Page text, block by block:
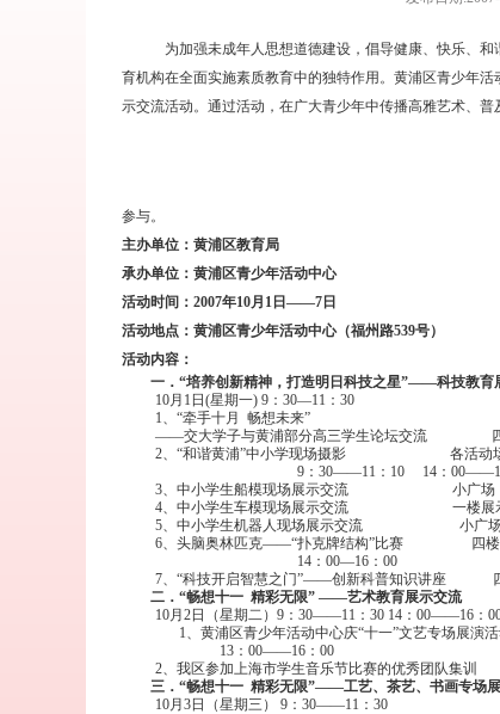
为加强未成年人思想道德建设，倡导健康、快乐、
育机构在全面实施素质教育中的独特作用。黄浦区青少年
示交流活动。通过活动，在广大青少年中传播高雅艺术、
参与。
主办单位：黄浦区教育局
承办单位：黄浦区青少年活动中心
活动时间： 2007年10月 1 日——7 日
活动地点：黄浦区青少年活动中心（福州路539号）
活动内容：
一． “培养创新精神，打造明日科技之星”——科技教育
10月 1 日 (星期一) 9 ： 30—11 ： 30
1、“牵手十月
畅想未来”
——交大学子与黄浦部分高三学生论坛交流
2、“和谐黄浦”中小学现场摄影
各活动
9 ： 30——11 ： 10 14 ： 00——
3、中小学生船模现场展示交流
小广场
4、中小学生车模现场展示交流
一楼展
5、中小学生机器人现场展示交流
小广场
6、头脑奥林匹克——“扑克牌结构”比赛
四
14 ： 00—16 ： 00
7、“科技开启智慧之门”——创新科普知识讲座
二．“畅想十一 精彩无限” ——艺术教育展示交流
10月 2日 （星期二） 9 ： 30——11 ： 30 14 ： 00——16 ：0
1、黄浦区青少年活动中心庆“十一”文艺专场展
13 ： 00——16 ： 00
2、我区参加上海市学生音乐节比赛的优秀团队集训
三．“畅想十一 精彩无限”——工艺、茶艺、书画专场
10月 3日 （星期三） 9 ： 30——11 ： 30